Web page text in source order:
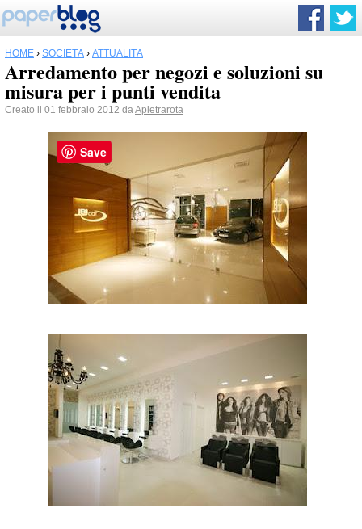
HOME › SOCIETÀ › ATTUALITÀ
Arredamento per negozi e soluzioni su
misura per i punti vendita
Creato il 01 febbraio 2012 daApietrarota
Save